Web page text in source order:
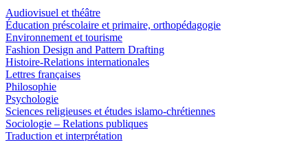
Audiovisuel et théâtre
Éducation préscolaire et primaire, orthopédagogie
Environnement et tourisme
Fashion Design and Pattern Drafting
Histoire-Relations internationales
Lettres françaises
Philosophie
Psychologie
Sciences religieuses et études islamo-chrétiennes
Sociologie – Relations publiques
Traduction et interprétation